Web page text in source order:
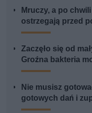
Mruczy, a po
ostrzegają przed
Zaczęło się od
Groźna bakteria
Nie musisz
gotowych dań i